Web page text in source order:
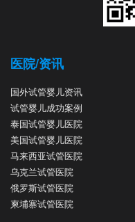
医院/资讯
国外试管婴儿资讯
试管婴儿成功案例
泰国试管婴儿医院
美国试管婴儿医院
马来西亚试管医院
乌克兰试管医院
俄罗斯试管医院
柬埔寨试管医院